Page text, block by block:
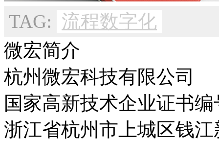
TAG: 流程数字化
微宏简介
杭州微宏科技有限公司
国家高新技术企业证书编
浙江省杭州市上城区钱